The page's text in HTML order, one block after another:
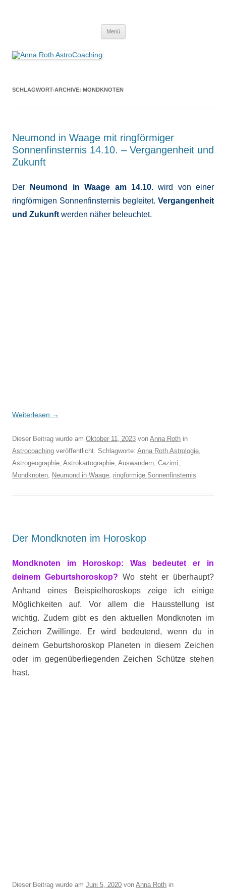
Menü
SCHLAGWORT-ARCHIVE: MONDKNOTEN
Neumond in Waage mit ringförmiger
Sonnenfinsternis 14.10. – Vergangenheit und
Zukunft
Der Neumond in Waage am 14.10.wird von einer
ringförmigen Sonnenfinsternis begleitet. Vergangenheit
und Zukunft werden näher beleuchtet.
Weiterlesen →
Dieser Beitrag wurde am Oktober 11, 2023 von Anna Roth in
Astrocoaching veröffentlicht. Schlagworte: Anna Roth Astrologie,
Astrogeographie, Astrokartographie, Auswandern, Cazimi,
Mondknoten, Neumond in Waage, ringförmige Sonnenfinsternis.
Der Mondknoten im Horoskop
Mondknoten im Horoskop: Was bedeutet er in
deinem Geburtshoroskop? Wo steht er überhaupt?
Anhand eines Beispielhoroskops zeige ich einige
Möglichkeiten auf. Vor allem die Hausstellung ist
wichtig. Zudem gibt es den aktuellen Mondknoten im
Zeichen Zwillinge. Er wird bedeutend, wenn du in
deinem Geburtshoroskop Planeten in diesem Zeichen
oder im gegenüberliegenden Zeichen Schütze stehen
hast.
Dieser Beitrag wurde am Juni 5, 2020 von Anna Roth in